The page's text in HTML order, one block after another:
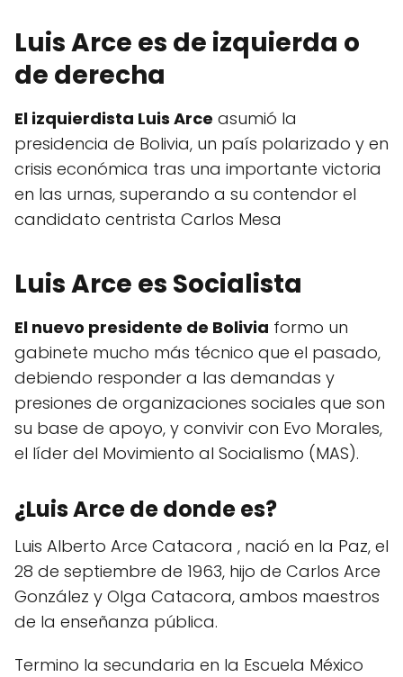
Luis Arce es de izquierda o
de derecha
El izquierdista Luis Arce asumió la
presidencia de Bolivia, un país polarizado y en
crisis económica tras una importante victoria
en las urnas, superando a su contendor el
candidato centrista Carlos Mesa
Luis Arce es Socialista
El nuevo presidente de Bolivia formo un
gabinete mucho más técnico que el pasado,
debiendo responder a las demandas y
presiones de organizaciones sociales que son
su base de apoyo, y convivir con Evo Morales,
el líder del Movimiento al Socialismo (MAS).
¿Luis Arce de donde es?
Luis Alberto Arce Catacora , nació en la Paz, el
28 de septiembre de 1963, hijo de Carlos Arce
González y Olga Catacora, ambos maestros
de la enseñanza pública.
Termino la secundaria en la Escuela México